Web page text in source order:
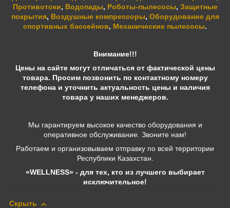
Противотоки, Водопады, Роботы-пылесосы, Защитные
покрытия, Воздушные компрессоры, Оборудование для
спортивных бассейнов, Механические пылесосы.
Внимание!!!
Цены на сайте могут отличаться от фактической цены
товара. Просим позвонить по контактному номеру
телефона и уточнить актуальность цены и наличия
товара у наших менеджеров.
Мы гарантируем высокое качество оборудования и
оперативное обслуживание. Звоните нам!
Работаем и организовываем отправку по всей территории
Республики Казахстан.
«WELLNESS» - для тех, кто из лучшего выбирает
исключительное!
Скрыть